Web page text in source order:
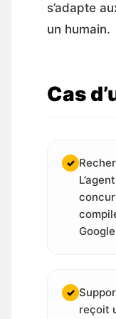
s’adapte
un humain.
Cas
✓
✓
reçoit